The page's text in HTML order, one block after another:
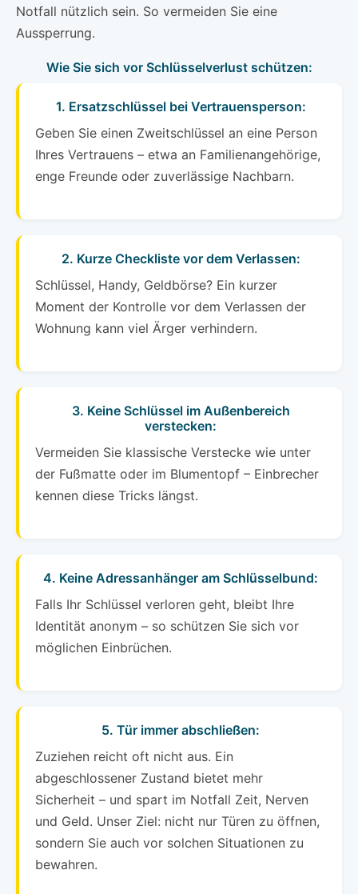
Notfall nützlich sein. So vermeiden Sie eine
Aussperrung.
Wie Sie sich vor Schlüsselverlust schützen:
1. Ersatzschlüssel bei Vertrauensperson:
Geben Sie einen Zweitschlüssel an eine Person
Ihres Vertrauens – etwa an Familienangehörige,
enge Freunde oder zuverlässige Nachbarn.
2. Kurze Checkliste vor dem Verlassen:
Schlüssel, Handy, Geldbörse? Ein kurzer
Moment der Kontrolle vor dem Verlassen der
Wohnung kann viel Ärger verhindern.
3. Keine Schlüssel im Außenbereich
verstecken:
Vermeiden Sie klassische Verstecke wie unter
der Fußmatte oder im Blumentopf – Einbrecher
kennen diese Tricks längst.
4. Keine Adressanhänger am Schlüsselbund:
Falls Ihr Schlüssel verloren geht, bleibt Ihre
Identität anonym – so schützen Sie sich vor
möglichen Einbrüchen.
5. Tür immer abschließen:
Zuziehen reicht oft nicht aus. Ein
abgeschlossener Zustand bietet mehr
Sicherheit – und spart im Notfall Zeit, Nerven
und Geld. Unser Ziel: nicht nur Türen zu öffnen,
sondern Sie auch vor solchen Situationen zu
bewahren.